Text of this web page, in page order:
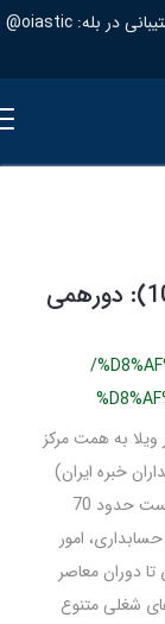
@oiastic :آیدی پشتیبانی در بله
هزار داستان حسابداری | قسمت (10): دورهمی
/
در ویلا به همت مرکز
خبره ایران)
برگزار شد. مهمان این نشست من بودم. در این نشست حدود 70
امور
دوران معاصر
شغلی متنوع